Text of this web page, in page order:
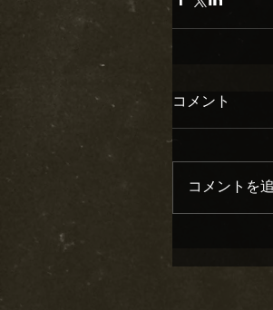
コメント
コメントを